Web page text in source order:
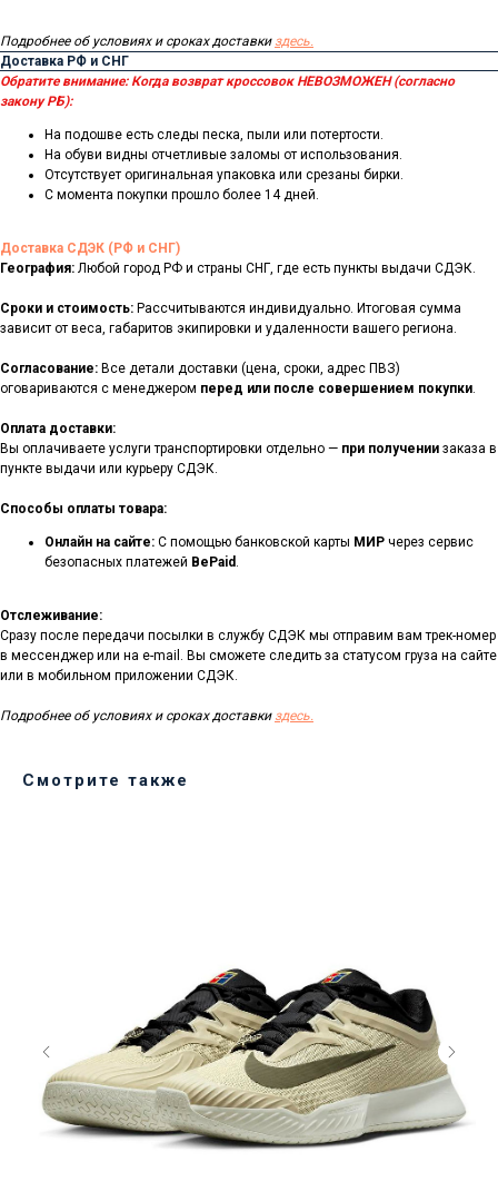
Подробнее об условиях и сроках доставки здесь.
Доставка РФ и СНГ
Обратите внимание:Когда возврат кроссовок НЕВОЗМОЖЕН (согласно
закону РБ):
На подошве есть следы песка, пыли или потертости.
На обуви видны отчетливые заломы от использования.
Отсутствует оригинальная упаковка или срезаны бирки.
С момента покупки прошло более 14 дней.
Доставка СДЭК (РФ и СНГ)
География: Любой город РФ и страны СНГ, где есть пункты выдачи СДЭК.
Сроки и стоимость: Рассчитываются индивидуально. Итоговая сумма
зависит от веса, габаритов экипировки и удаленности вашего региона.
Согласование: Все детали доставки (цена, сроки, адрес ПВЗ)
оговариваются с менеджером перед или после совершением покупки.
Оплата доставки:
Вы оплачиваете услуги транспортировки отдельно — при получении заказа в
пункте выдачи или курьеру СДЭК.
Способы оплаты товара:
Онлайн на сайте: С помощью банковской карты МИР через сервис
безопасных платежей BePaid.
Отслеживание:
Сразу после передачи посылки в службу СДЭК мы отправим вам трек-номер
в мессенджер или на e-mail. Вы сможете следить за статусом груза на сайте
или в мобильном приложении СДЭК.
Подробнее об условиях и сроках доставки здесь.
Смотрите также